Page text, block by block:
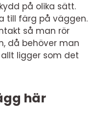
på olika sätt.
till färg på väggen.
så man rör
då behöver man
ligger som det
här